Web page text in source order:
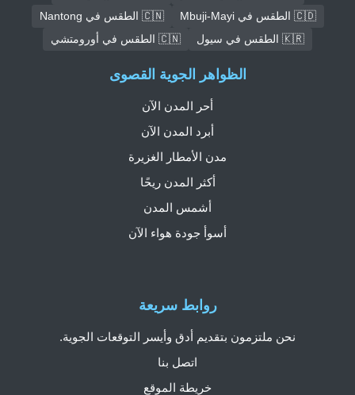
🇨🇩 الطقس في Mbuji-Mayi
🇨🇳 الطقس في Nantong
🇰🇷 الطقس في سيول
🇨🇳 الطقس في أورومتشي
روابط سريعة
نحن ملتزمون بتقديم أدق وأيسر التوقعات الجوية.
اتصل بنا
خريطة الموقع
الظواهر الجوية القصوى
أحر المدن الآن
أبرد المدن الآن
مدن الأمطار الغزيرة
أكثر المدن ريحًا
أشمس المدن
أسوأ جودة هواء الآن